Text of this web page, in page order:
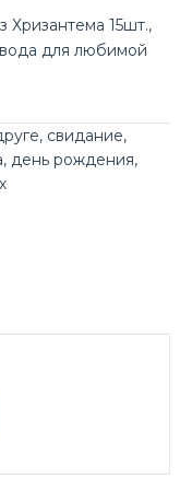
Хризантема 15шт.,
для любимой
, свидание,
, день рождения,